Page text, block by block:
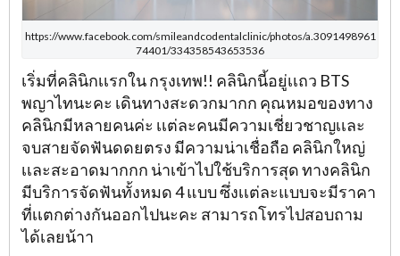
https://www.facebook.com/smileandcodentalclinic/photos/a.3091498961
74401/334358543653536
เริ่มที่คลินิกเเรกใน กรุงเทพ!! คลินิกนี้อยู่เเถว BTS
พญาไทนะคะ เดินทางสะดวกมากก คุณหมอของทาง
คลินิกมีหลายคนค่ะ เเต่ละคนมีความเชี่ยวชาญเเละ
จบสายจัดฟันดดยตรง มีความน่าเชื่อถือ คลินิกใหญ่
เเละสะอาดมากกก น่าเข้าไปใช้บริการสุด ทางคลินิก
มีบริการจัดฟันทั้งหมด 4 แบบ ซึ่งเเต่ละแบบจะมีราคา
ที่เเตกต่างกันออกไปนะคะ สามารถโทรไปสอบถาม
ได้เลยน้าา